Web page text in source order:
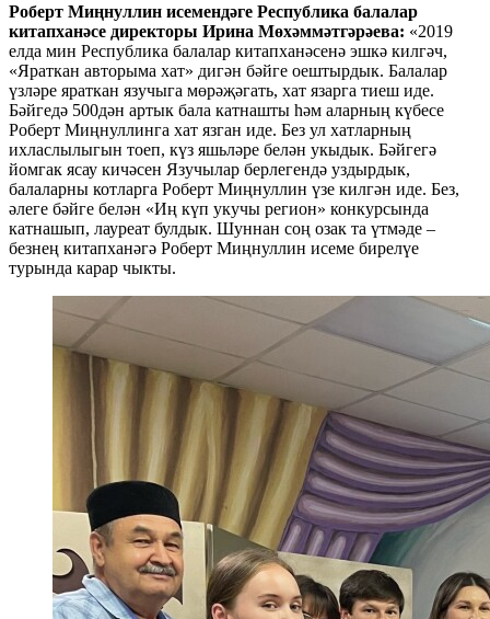
Роберт Миңнуллин исемендәге Республика балалар
китапханәсе директоры Ирина Мөхәммәтгәрәева: «2019
елда мин Республика балалар китапханәсенә эшкә килгәч,
«Яраткан авторыма хат» дигән бәйге оештырдык. Балалар
үзләре яраткан язучыга мөрәҗәгать, хат язарга тиеш иде.
Бәйгедә 500дән артык бала катнашты һәм аларның күбесе
Роберт Миңнуллинга хат язган иде. Без ул хатларның
ихласлылыгын тоеп, күз яшьләре белән укыдык. Бәйгегә
йомгак ясау кичәсен Язучылар берлегендә уздырдык,
балаларны котларга Роберт Миңнуллин үзе килгән иде. Без,
әлеге бәйге белән «Иң күп укучы регион» конкурсында
катнашып, лауреат булдык. Шуннан соң озак та үтмәде –
безнең китапханәгә Роберт Миңнуллин исеме бирелүе
турында карар чыкты.